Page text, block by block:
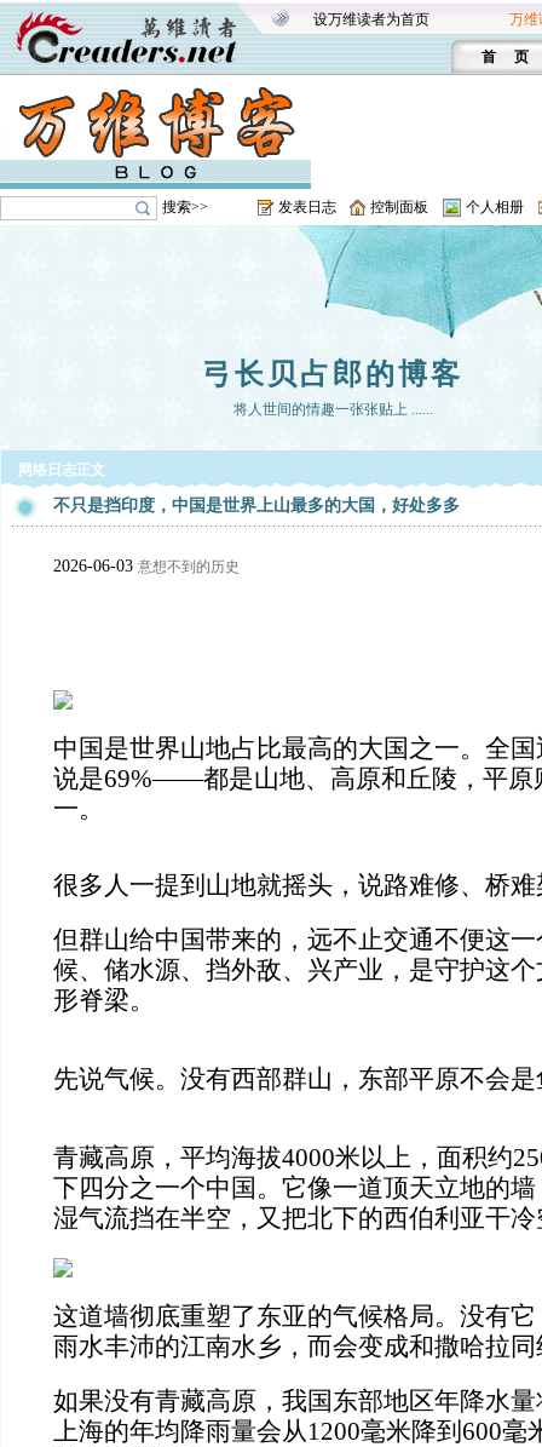
设万维读者为首页 万维
首 页
搜索>> 发表日志 控制面板 个人相册
弓长贝占郎的博客
将人世间的情趣一张张贴上 ......
网络日志正文
不只是挡印度，中国是世界上山最多的大国，好处多多
2026-06-03 意想不到的历史
中国是世界山地占比最高的大国之一。全
说是69%——都是山地、高原和丘陵，平原
一。
很多人一提到山地就摇头，说路难修、桥
但群山给中国带来的，远不止交通不便这
候、储水源、挡外敌、兴产业，是守护这
形脊梁。
先说气候。没有西部群山，东部平原不会
青藏高原，平均海拔4000米以上，面积约
下四分之一个中国。它像一道顶天立地的
湿气流挡在半空，又把北下的西伯利亚干
这道墙彻底重塑了东亚的气候格局。没有
雨水丰沛的江南水乡，而会变成和撒哈拉
如果没有青藏高原，我国东部地区年降水
上海的年均降雨量会从1200毫米降到600